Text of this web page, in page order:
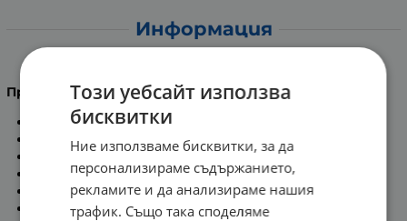
Информация
Приложение - външно:
при наранявания и костни фрактури;
трудно заздравяващи и дълбоки рани;
гнойни тъканни и костни възпаления;
болезнени ампутирани крайници;
невралгии;
Този уебсайт използва
бисквитки
Ние използваме бисквитки, за да
персонализираме съдържанието,
рекламите и да анализираме нашия
трафик. Също така споделяме